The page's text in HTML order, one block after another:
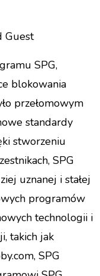
Guest
SPG,
blokowania
przełomowym
standardy
stworzeniu
SPG
uznanej i stałej
programów
technologii i
takich jak
SPG